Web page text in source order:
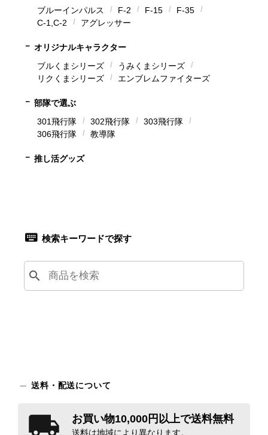
ブルーインパルス
F-2 F-15
F-35
C-1,C-2
アグレッサー
オリジナルキャラクター
ブルくまシリーズ
うみくまシリーズ
リクくまシリーズ
エンブレムファイターズ
部隊で選ぶ
301飛行隊
302飛行隊
303飛行隊
306飛行隊
教導隊
推し活グッズ
検索キーワードで探す
search
送料・配送について
お買い物10,000円以上で送料無料
送料は地域により異なります。